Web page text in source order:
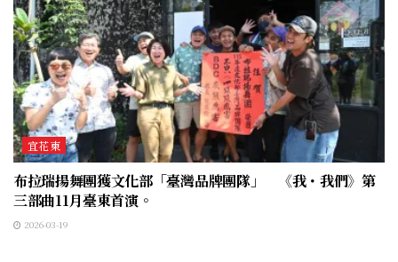
宜花東
布拉瑞揚舞團獲文化部「臺灣品牌團隊」 《我・我們》第
三部曲11月臺東首演。
2026-03-19